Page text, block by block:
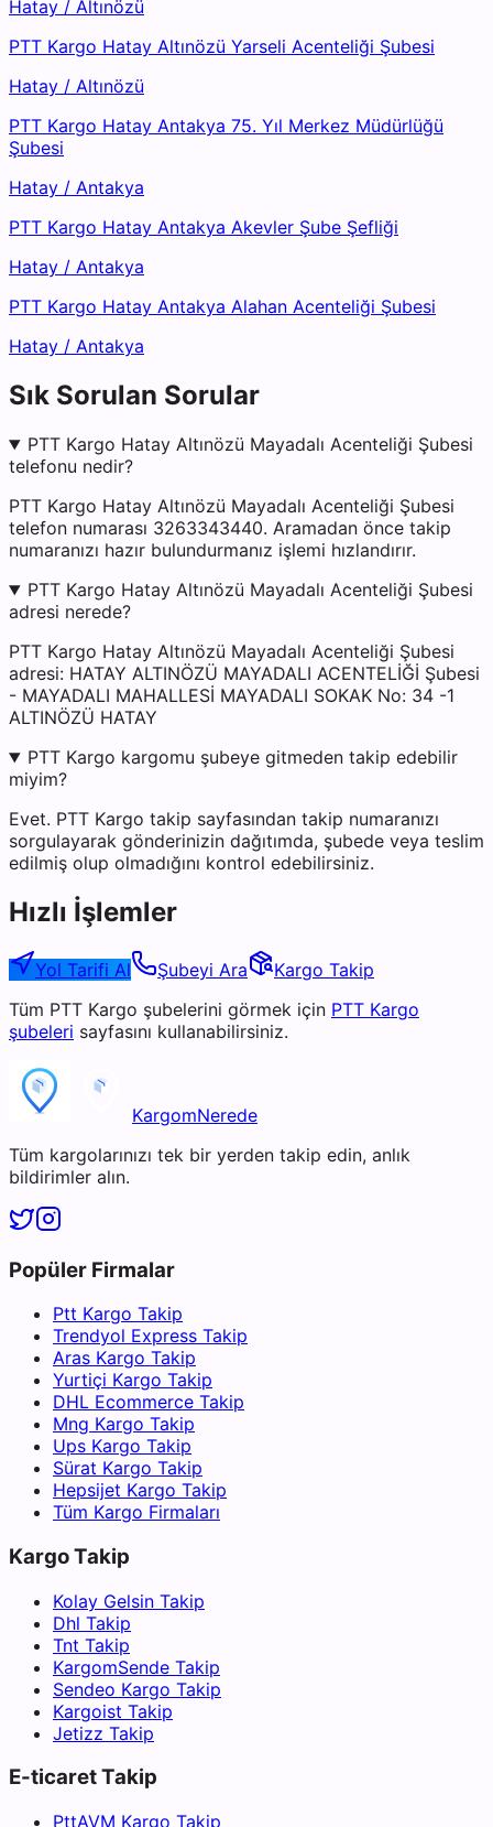
Hatay / Altınözü
PTT Kargo Hatay Altınözü Yarseli Acenteliği Şubesi
Hatay / Altınözü
PTT Kargo Hatay Antakya 75. Yıl Merkez Müdürlüğü
Şubesi
Hatay / Antakya
PTT Kargo Hatay Antakya Akevler Şube Şefliği
Hatay / Antakya
PTT Kargo Hatay Antakya Alahan Acenteliği Şubesi
Hatay / Antakya
Sık Sorulan Sorular
PTT Kargo Hatay Altınözü Mayadalı Acenteliği Şubesi
telefonu nedir?
PTT Kargo Hatay Altınözü Mayadalı Acenteliği Şubesi
telefon numarası 3263343440. Aramadan önce takip
numaranızı hazır bulundurmanız işlemi hızlandırır.
PTT Kargo Hatay Altınözü Mayadalı Acenteliği Şubesi
adresi nerede?
PTT Kargo Hatay Altınözü Mayadalı Acenteliği Şubesi
adresi: HATAY ALTINÖZÜ MAYADALI ACENTELİĞİ Şubesi
- MAYADALI MAHALLESİ MAYADALI SOKAK No: 34 -1
ALTINÖZÜ HATAY
PTT Kargo kargomu şubeye gitmeden takip edebilir
miyim?
Evet. PTT Kargo takip sayfasından takip numaranızı
sorgulayarak gönderinizin dağıtımda, şubede veya teslim
edilmiş olup olmadığını kontrol edebilirsiniz.
Hızlı İşlemler
Yol Tarifi Al Şubeyi Ara
Kargo Takip
Tüm PTT Kargo şubelerini görmek için PTT Kargo
şubeleri sayfasını kullanabilirsiniz.
KargomNerede
Tüm kargolarınızı tek bir yerden takip edin, anlık
bildirimler alın.
Popüler Firmalar
Ptt Kargo Takip
Trendyol Express Takip
Aras Kargo Takip
Yurtiçi Kargo Takip
DHL Ecommerce Takip
Mng Kargo Takip
Ups Kargo Takip
Sürat Kargo Takip
Hepsijet Kargo Takip
Tüm Kargo Firmaları
Kargo Takip
Kolay Gelsin Takip
Dhl Takip
Tnt Takip
KargomSende Takip
Sendeo Kargo Takip
Kargoist Takip
Jetizz Takip
E-ticaret Takip
PttAVM Kargo Takip